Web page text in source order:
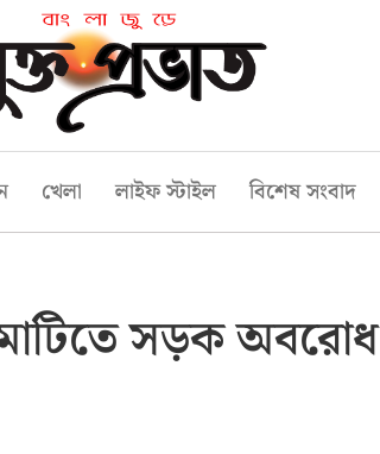
খেলা লাইফ স্টাইল বিশেষ সংবাদ
সড়ক অবরোধ